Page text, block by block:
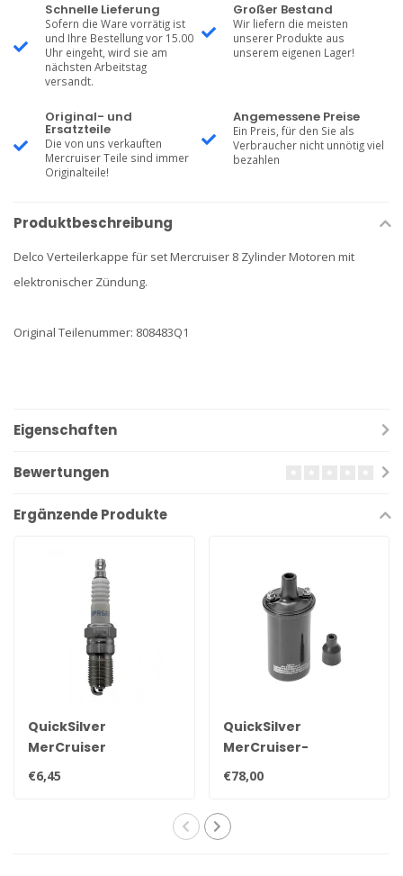
Schnelle Lieferung
Sofern die Ware vorrätig ist
und Ihre Bestellung vor 15.00
Uhr eingeht, wird sie am
nächsten Arbeitstag
versandt.
Großer Bestand
Wir liefern die meisten
unserer Produkte aus
unserem eigenen Lager!
Original- und
Ersatzteile
Die von uns verkauften
Mercruiser Teile sind immer
Originalteile!
Angemessene Preise
Ein Preis, für den Sie als
Verbraucher nicht unnötig viel
bezahlen
Produktbeschreibung
Delco Verteilerkappe für set Mercruiser 8 Zylinder Motoren mit
elektronischer Zündung.
Original Teilenummer: 808483Q1
Eigenschaften
Bewertungen
Ergänzende Produkte
QuickSilver
MerCruiser
Zündkerze NGK
BPR6EFS 33-816336Q
€6,45
QuickSilver
MerCruiser-
Zündspule für
Kontaktpunktzündung
€78,00